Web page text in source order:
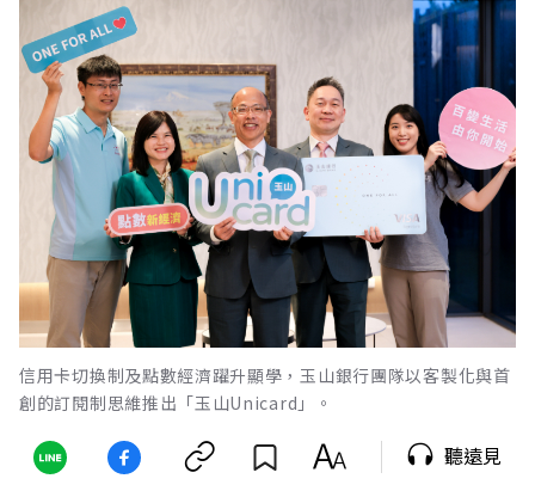
信用卡切換制及點數經濟躍升顯學，玉山銀行團隊以客製化與首
創的訂閱制思維推出「玉山Unicard」。
聽遠見